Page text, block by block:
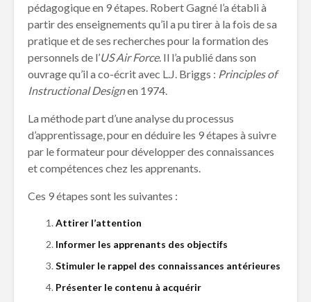
pédagogique en 9 étapes. Robert Gagné l’a établi à
partir des enseignements qu’il a pu tirer à la fois de sa
pratique et de ses recherches pour la formation des
personnels de l’US Air Force. Il l’a publié dans son
ouvrage qu’il a co-écrit avec L.J. Briggs : Principles of
Instructional Designen 1974.
La méthode part d’une analyse du processus
d’apprentissage, pour en déduire les 9 étapes à suivre
par le formateur pour développer des connaissances
et compétences chez les apprenants.
Ces 9 étapes sont les suivantes :
Attirer l’attention
Informer les apprenants des objectifs
Stimuler le rappel des connaissances antérieures
Présenter le contenu à acquérir